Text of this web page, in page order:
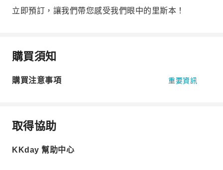
立即預訂，讓我們帶您感受我們眼中的里斯本！
購買須知
購買注意事項 重要資訊
取得協助
KKday 幫助中心